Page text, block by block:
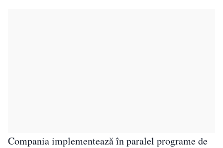
Compania implementează în paralel programe de